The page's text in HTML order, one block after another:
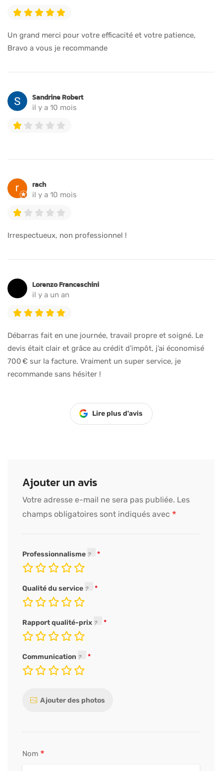
Un grand merci pour votre efficacité et votre patience,
Bravo a vous je recommande
Sandrine Robert
il y a 10 mois
rach
il y a 10 mois
Irrespectueux, non professionnel !
Lorenzo Franceschini
il y a un an
Débarras fait en une journée, travail propre et soigné. Le
devis était clair et grâce au crédit d’impôt, j’ai économisé
700 € sur la facture. Vraiment un super service, je
recommande sans hésiter !
Lire plus d'avis
Ajouter un avis
Votre adresse e-mail ne sera pas publiée. Les
champs obligatoires sont indiqués avec *
Professionnalisme
Qualité du service
Rapport qualité-prix
Communication
Ajouter des photos
Nom *